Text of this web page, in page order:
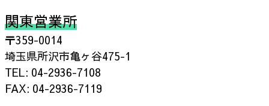
関東営業所
〒359-0014
埼玉県所沢市亀ヶ谷475-1
TEL: 04-2936-7108
FAX: 04-2936-7119